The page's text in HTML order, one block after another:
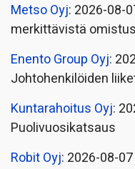
Metso Oyj: 2026-08-
merkittävistä
Enento Group Oyj:
Johtohenkilöiden
Kuntarahoitus Oyj:
Puolivuosikatsaus
Robit Oyj: 2026-08-